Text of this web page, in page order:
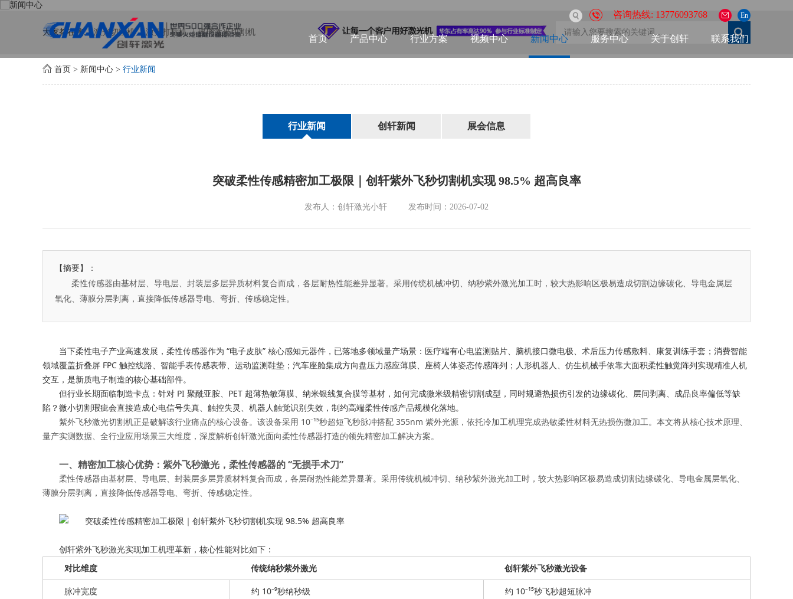
En
咨询热线: 13776093768
首页 产品中心 行业方案 视频中心 新闻中心 服务中心 关于创轩 联系我们
大家都在搜: 激光切割机 激光打标机 玻璃激光切割机
首页 > 新闻中心 > 行业新闻
行业新闻 创轩新闻 展会信息
突破柔性传感精密加工极限｜创轩紫外飞秒切割机实现 98.5% 超高良率
发布人：创轩激光小轩 发布时间：2026-07-02
【摘要】：
柔性传感器由基材层、导电层、封装层多层异质材料复合而成，各层耐热性能差异显著。采用传统机械冲切、纳秒紫外激光加工时，较大热影响区极易造成切割边缘碳化、导电金属层
氧化、薄膜分层剥离，直接降低传感器导电、弯折、传感稳定性。
当下柔性电子产业高速发展，柔性传感器作为 “电子皮肤” 核心感知元器件，已落地多领域量产场景：医疗端有心电监测贴片、脑机接口微电极、术后压力传感敷料、康复训练手套；消费智能
领域覆盖折叠屏 FPC 触控线路、智能手表传感表带、运动监测鞋垫；汽车座舱集成方向盘压力感应薄膜、座椅人体姿态传感阵列；人形机器人、仿生机械手依靠大面积柔性触觉阵列实现精准人机
交互，是新质电子制造的核心基础部件。
但行业长期面临制造卡点：针对 PI 聚酰亚胺、PET 超薄热敏薄膜、纳米银线复合膜等基材，如何完成微米级精密切割成型，同时规避热损伤引发的边缘碳化、层间剥离、成品良率偏低等缺
陷？微小切割瑕疵会直接造成心电信号失真、触控失灵、机器人触觉识别失效，制约高端柔性传感产品规模化落地。
紫外飞秒激光切割机正是破解该行业痛点的核心设备。该设备采用 10⁻¹⁵秒超短飞秒脉冲搭配 355nm 紫外光源，依托冷加工机理完成热敏柔性材料无热损伤微加工。本文将从核心技术原理、
量产实测数据、全行业应用场景三大维度，深度解析创轩激光面向柔性传感器打造的领先精密加工解决方案。
一、精密加工核心优势：紫外飞秒激光，柔性传感器的 “无损手术刀”
柔性传感器由基材层、导电层、封装层多层异质材料复合而成，各层耐热性能差异显著。采用传统机械冲切、纳秒紫外激光加工时，较大热影响区极易造成切割边缘碳化、导电金属层氧化、
薄膜分层剥离，直接降低传感器导电、弯折、传感稳定性。
创轩紫外飞秒激光实现加工机理革新，核心性能对比如下：
对比维度
传统纳秒紫外激光 创轩紫外飞秒激光设备
脉冲宽度 约 10⁻⁹秒纳秒级 约 10⁻¹⁵秒飞秒超短脉冲